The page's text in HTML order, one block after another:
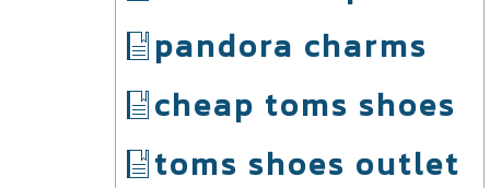
pandora charms
cheap toms shoes
toms shoes outlet